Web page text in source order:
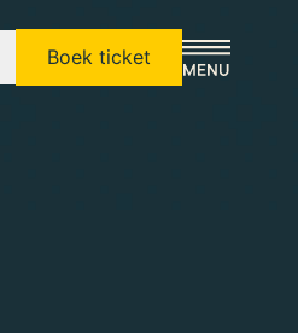
Boek ticket